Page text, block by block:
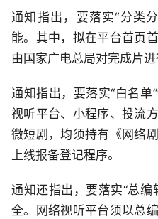
通知指出，要落实“分类
能。其中，拟在平台首页
由国家广电总局对完成片进
通知指出，要落实“白名
视听平台、小程序、投流
微短剧，均须持有《网络
上线报备登记程序。
通知还指出，要落实“总编
全。网络视听平台须以总